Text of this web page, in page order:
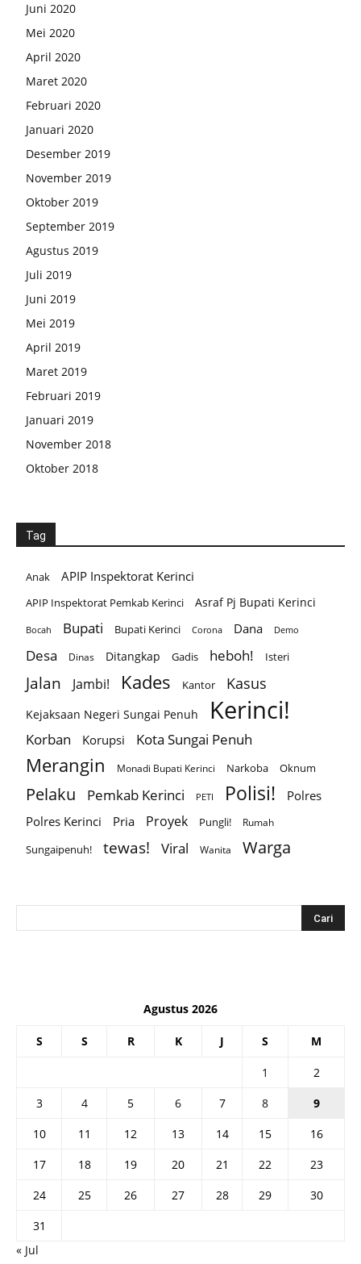
Juni 2020
Mei 2020
April 2020
Maret 2020
Februari 2020
Januari 2020
Desember 2019
November 2019
Oktober 2019
September 2019
Agustus 2019
Juli 2019
Juni 2019
Mei 2019
April 2019
Maret 2019
Februari 2019
Januari 2019
November 2018
Oktober 2018
Tag
Anak APIP Inspektorat Kerinci
APIP Inspektorat Pemkab Kerinci Asraf Pj Bupati Kerinci
Bocah Bupati Bupati Kerinci Corona Dana Demo
Desa Dinas Ditangkap Gadis heboh! Isteri
Jalan Jambi! Kades Kantor Kasus
Kejaksaan Negeri Sungai Penuh Kerinci!
Korban Korupsi Kota Sungai Penuh
Merangin Monadi Bupati Kerinci Narkoba Oknum
Pelaku Pemkab Kerinci PETI Polisi!
Polres
Polres Kerinci
Pria Proyek Pungli! Rumah
Sungaipenuh! tewas! Viral Wanita Warga
Agustus 2026
S S R K J S M
1
2
3
4 5 6 7 8
9
10
11 12 13 14 15
16
17
18 19 20 21 22
23
24
25 26 27 28 29
30
31
« Jul